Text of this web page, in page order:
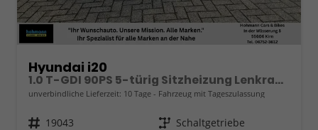
Hyundai i20
1.0 T-GDI 90PS 5-türig Sitzheizung Lenkradheizung Rückf.Kamera PDC Klima Apple CarPlay Android Auto Tempomat Touchscreen
unverbindliche Lieferzeit: 10 Tage Fahrzeug mit Tageszulassung
Fahrzeugnr. 19043 Getriebe Schaltgetriebe